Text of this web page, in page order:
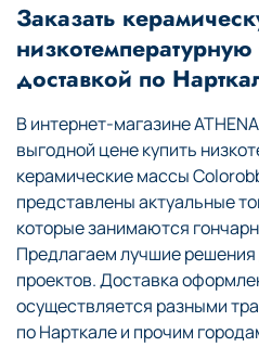
Заказать
доставкой по
В интернет-магазине
выгодной цене купить
керамические массы
представлены актуальные
которые занимаются
Предлагаем лучшие
проектов. Доставка
осуществляется разными
по Нарткале и прочим